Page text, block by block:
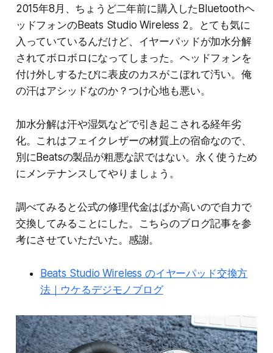
2015年8月、ちょうど二年前に購入したBluetoothヘ
ッドフォンのBeats Studio Wireless 2。とても気に
入っていているんだけど、イヤーパッドが加水分解
されてボロボロになってしまった。ヘッドフォンを
付け外しするたびに表皮のカスがこぼれて汚い。俺
の汗はアシッドなのか？つけ心地も悪い。
加水分解は汗や湿気などで引き起こされる経年劣
化。これはフェイクレザーの材質上の宿命なので、
別にBeatsの製品が粗悪な訳ではない。永く使うため
にメンテナンスしてやりましょう。
調べてみると公式の修理代金はばか高いので自力で
交換してみることにした。こちらのブログ記事を参
考にさせていただいた。感謝。
Beats Studio Wireless のイヤーパッド交換方
法｜ウケるデジモノブログ